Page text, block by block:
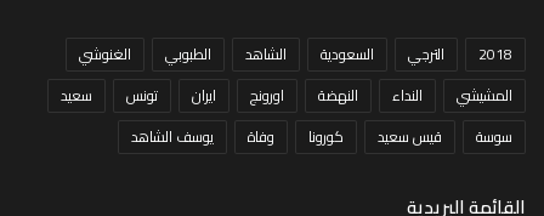
2018 الترجي السعودية الشاهد الطبوبي
الغنوشي
المشيشي
النداء النهضة اورونج ايران تونس
سعيد
سوسة
قيس سعيد كورونا وفاة يوسف الشاهد
القائمة البريدية